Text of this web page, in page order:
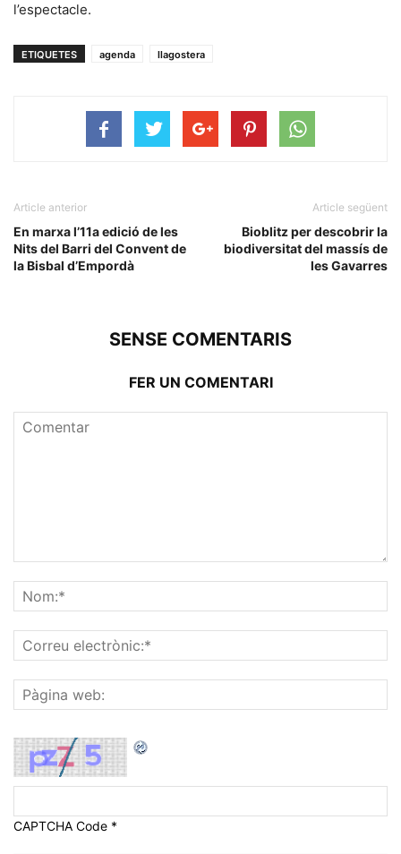
l’espectacle.
ETIQUETES agenda llagostera
Article anterior
En marxa l’11a edició de les
Nits del Barri del Convent de
la Bisbal d’Empordà
Article següent
Bioblitz per descobrir la
biodiversitat del massís de
les Gavarres
SENSE COMENTARIS
FER UN COMENTARI
CAPTCHA Code *